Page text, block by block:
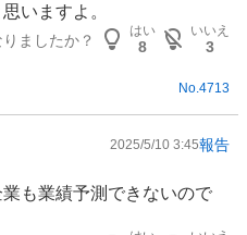
いますよ。
ましたか？
はい
8
いいえ
3
No.4713
2025/5/10 3:45報告
も業績予測できないので